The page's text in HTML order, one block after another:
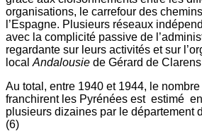
organisations, le carrefour des
l’Espagne. Plusieurs réseaux
avec la complicité passive de
regardante sur leurs activités et sur
local Andalousie de Gérard de
Au total, entre 1940 et 1944, le
franchirent les Pyrénées est estimé
plusieurs dizaines par le département
(6)